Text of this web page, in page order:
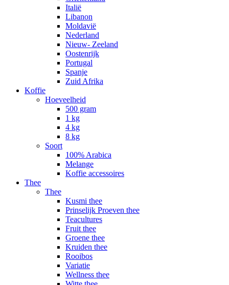
Italië
Libanon
Moldavië
Nederland
Nieuw- Zeeland
Oostenrijk
Portugal
Spanje
Zuid Afrika
Koffie
Hoeveelheid
500 gram
1 kg
4 kg
8 kg
Soort
100% Arabica
Melange
Koffie accessoires
Thee
Thee
Kusmi thee
Prinselijk Proeven thee
Teacultures
Fruit thee
Groene thee
Kruiden thee
Rooibos
Variatie
Wellness thee